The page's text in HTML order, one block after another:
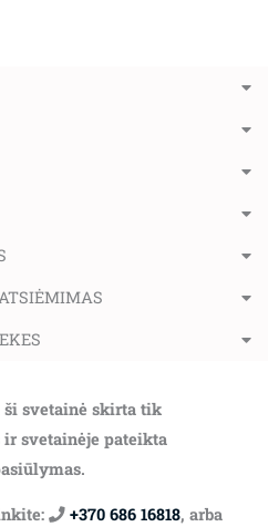
svetainė skirta tik
svetainėje pateikta
+370 686 16818, arba